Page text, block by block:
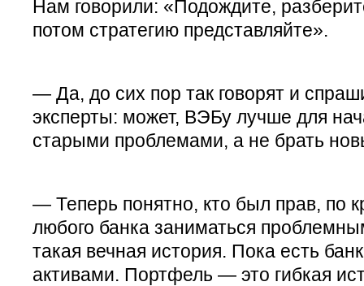
Нам говорили: «Подождите,
потом стратегию представляйте».
— Да, до сих пор так говорят и
эксперты: может, ВЭБу лучше для
старыми проблемами, а не брать
— Теперь понятно, кто был прав, по
любого банка заниматься
такая вечная история. Пока есть
активами. Портфель — это гибкая